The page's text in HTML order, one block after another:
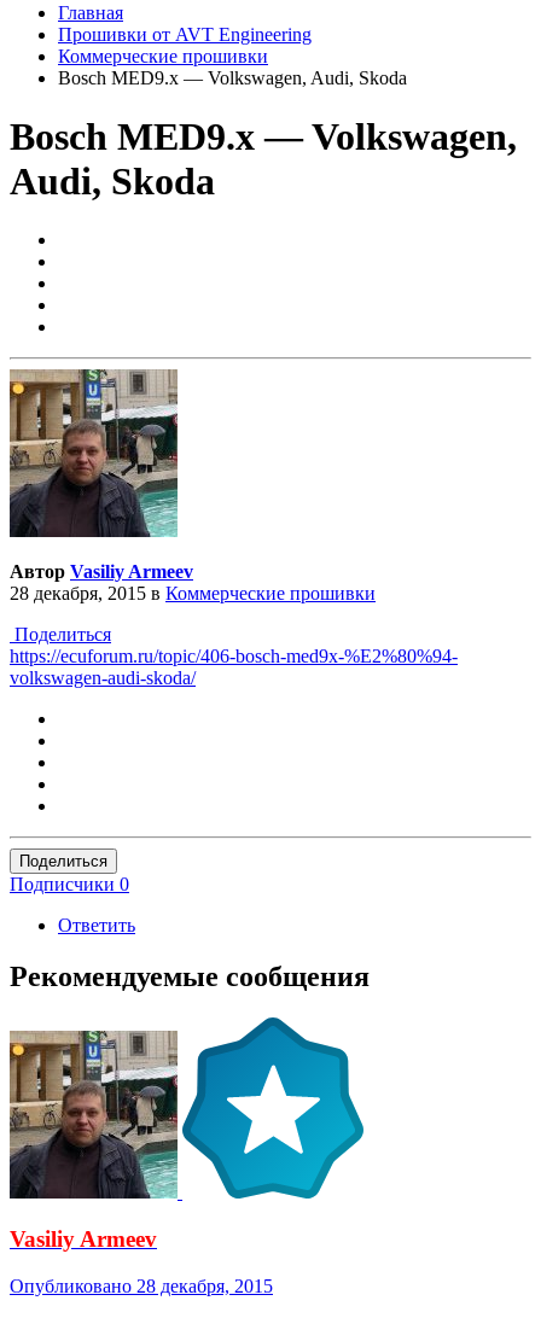
Главная
Прошивки от AVT Engineering
Коммерческие прошивки
Bosch MED9.x — Volkswagen, Audi, Skoda
Bosch MED9.x — Volkswagen,
Audi, Skoda
Автор Vasiliy Armeev
28 декабря, 2015 в Коммерческие прошивки
Поделиться
https://ecuforum.ru/topic/406-bosch-med9x-%E2%80%94-
volkswagen-audi-skoda/
Поделиться
Подписчики 0
Ответить
Рекомендуемые сообщения
Vasiliy Armeev
Опубликовано 28 декабря, 2015